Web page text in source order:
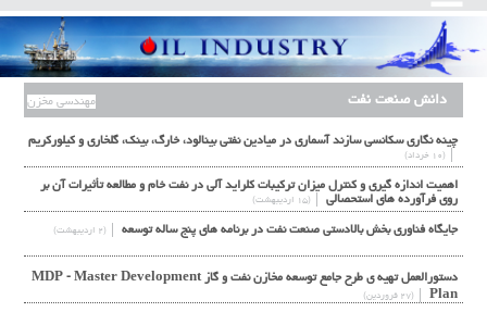
دانش صنعت نفت مهندسی مخزن
چینه نگاری سکانسی سازند آسماری در میادین نفتی بینالود، خارگ، بینک، گلخاری و کیلورکریم
(۱۰ خرداد)
اهميت اندازه گيري و كنترل ميزان تركيبات كلرايد آلي در نفت خام و مطالعه تأثيرات آن بر
روي فرآورده هاي استحصالي
(۱۵ اردیبهشت)
جایگاه فناوري بخش بالادستي صنعت نفت در برنامه های پنج ساله توسعه (۲ اردیبهشت)
دستورالعمل تهیه ی طرح جامع توسعه مخازن نفت و گاز MDP - Master Development
Plan
(۲۷ فروردین)